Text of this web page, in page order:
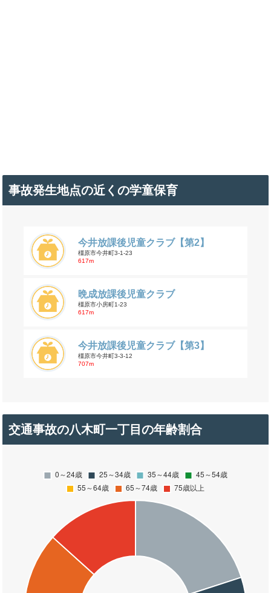
事故発生地点の近くの学童保育
今井放課後児童クラブ【第2】
橿原市今井町3-1-23
617m
晩成放課後児童クラブ
橿原市小房町1-23
617m
今井放課後児童クラブ【第3】
橿原市今井町3-3-12
707m
交通事故の八木町一丁目の年齢割合